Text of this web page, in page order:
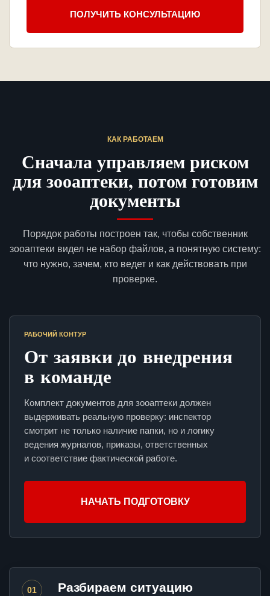
ПОЛУЧИТЬ КОНСУЛЬТАЦИЮ
КАК РАБОТАЕМ
Сначала управляем риском
для зооаптеки, потом готовим
документы
Порядок работы построен так, чтобы собственник
зооаптеки видел не набор файлов, а понятную систему:
что нужно, зачем, кто ведет и как действовать при
проверке.
РАБОЧИЙ КОНТУР
От заявки до внедрения
в команде
Комплект документов для зооаптеки должен
выдерживать реальную проверку: инспектор
смотрит не только наличие папки, но и логику
ведения журналов, приказы, ответственных
и соответствие фактической работе.
НАЧАТЬ ПОДГОТОВКУ
01 Разбираем ситуацию